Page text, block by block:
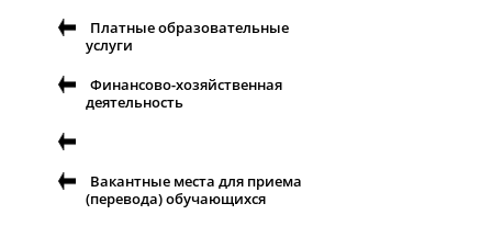
Платные образовательные
услуги
Финансово-хозяйственная
деятельность
Вакантные места для приема
(перевода) обучающихся